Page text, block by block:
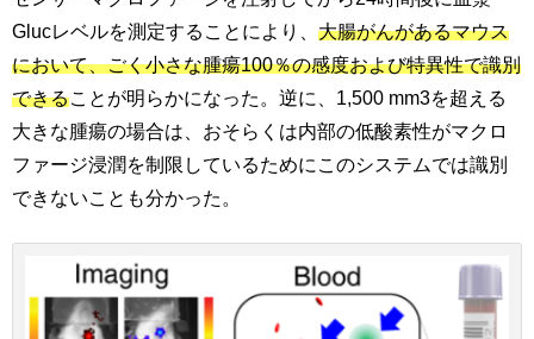
Glucレベルを測定することにより、 大腸がんがあるマウス
において、ごく小さな腫瘍100％の感度および特異性で識別
できる ことが明らかになった。逆に、1,500 mm3を超える
大きな腫瘍の場合は、おそらくは内部の低酸素性がマクロ
ファージ浸潤を制限しているためにこのシステムでは識別
できないことも分かった。